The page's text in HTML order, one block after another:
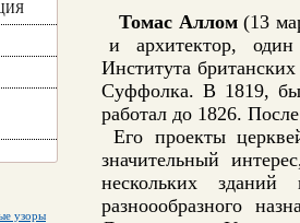
узоры
Томас Аллом(13
и архитектор, один
Института
Суффолка. В 1819,
работал до 1826.
Его проекты
значительный
нескольких
разноообразного